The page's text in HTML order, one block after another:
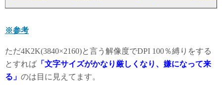
※参考
ただ4K2K(3840×2160)と言う解像度でDPI 100％縛りをする
とすれば 「文字サイズがかなり厳しくなり、嫌になって来
る」 のは目に見えてます。